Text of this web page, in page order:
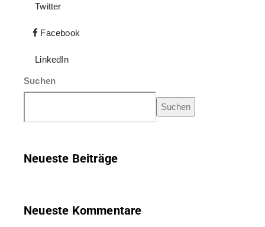
Twitter
Facebook
LinkedIn
Suchen
Suchen
Neueste Beiträge
Neueste Kommentare